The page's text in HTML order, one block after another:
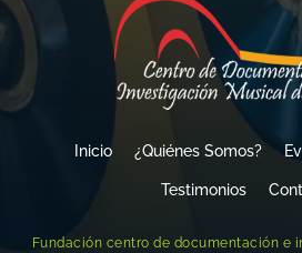
Inicio ¿Quiénes Somos?
Testimonios
Fundación centro de documentación e